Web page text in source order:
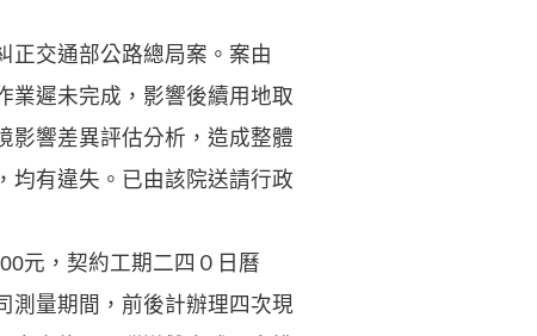
正交通部公路總局案。案由
業遲未完成，影響後續用地取
影響差異評估分析，造成整體
均有違失。已由該院送請行政
元，契約工期二四０日曆
測量期間，前後計辦理四次現